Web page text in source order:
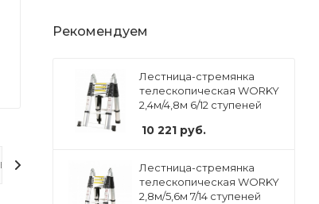
ВОПРОС-ОТВЕТ
Рекомендуем
Лестница-стремянка
телескопическая WORKY
2,4м/4,8м 6/12 ступеней
10 221 руб.
Лестница-стремянка
телескопическая WORKY
2,8м/5,6м 7/14 ступеней